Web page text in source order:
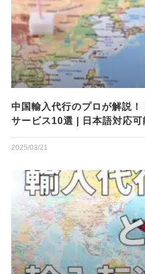
中国輸入代行のプロが解説
サービス10選 | 日本語対応可
2025/03/21